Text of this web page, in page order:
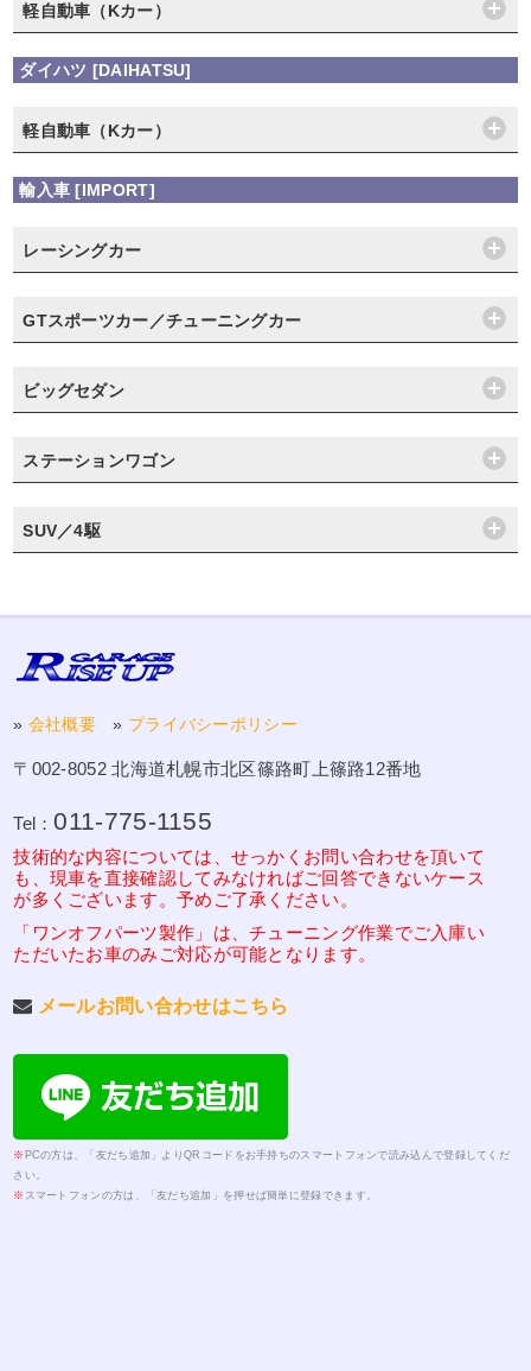
軽自動車（Kカー）
ダイハツ [DAIHATSU]
軽自動車（Kカー）
輸入車 [IMPORT]
レーシングカー
GTスポーツカー／チューニングカー
ビッグセダン
ステーションワゴン
SUV／4駆
» 会社概要 » プライバシーポリシー
〒002-8052 北海道札幌市北区篠路町上篠路12番地
Tel：011-775-1155
技術的な内容については、せっかくお問い合わせを頂いて
も、現車を直接確認してみなければご回答できないケース
が多くございます。予めご了承ください。
「ワンオフパーツ製作」は、チューニング作業でご入庫い
ただいたお車のみご対応が可能となります。
メールお問い合わせはこちら
※ PCの方は、「友だち追加」よりQRコードをお手持ちのスマートフォンで読み込んで登録してくだ
さい。
※ スマートフォンの方は、「友だち追加」を押せば簡単に登録できます。